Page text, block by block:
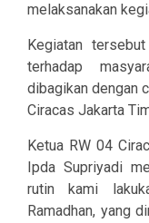
melaksanakan
Kegiatan
terhadap
dibagikan dengan
Ciracas Jakarta
Ketua RW 04
Ipda Supriyadi
rutin kami
Ramadhan, yang